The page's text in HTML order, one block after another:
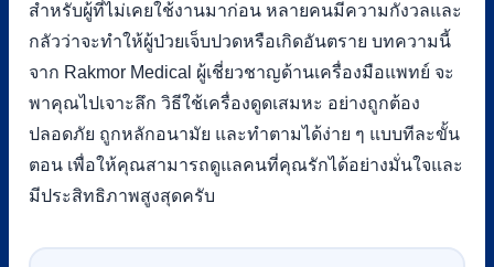
สำหรับผู้ที่ไม่เคยใช้งานมาก่อน หลายคนมีความกังวลและ
กลัวว่าจะทำให้ผู้ป่วยเจ็บปวดหรือเกิดอันตราย บทความนี้
จาก Rakmor Medical ผู้เชี่ยวชาญด้านเครื่องมือแพทย์ จะ
พาคุณไปเจาะลึก วิธีใช้เครื่องดูดเสมหะ อย่างถูกต้อง
ปลอดภัย ถูกหลักอนามัย และทำตามได้ง่าย ๆ แบบทีละขั้น
ตอน เพื่อให้คุณสามารถดูแลคนที่คุณรักได้อย่างมั่นใจและ
มีประสิทธิภาพสูงสุดครับ